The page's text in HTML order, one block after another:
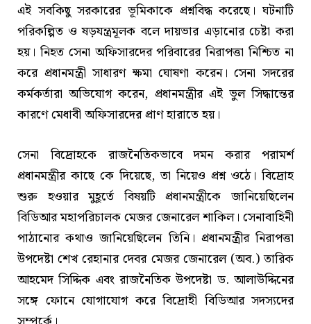
এই সবকিছু সরকারের ভূমিকাকে প্রশ্নবিদ্ধ করেছে। ঘটনাটি
পরিকল্পিত ও ষড়যন্ত্রমূলক বলে দায়ভার এড়ানোর চেষ্টা করা
হয়। নিহত সেনা অফিসারদের পরিবারের নিরাপত্তা নিশ্চিত না
করে প্রধানমন্ত্রী সাধারণ ক্ষমা ঘোষণা করেন। সেনা সদরের
কর্মকর্তারা অভিযোগ করেন, প্রধানমন্ত্রীর এই ভুল সিদ্ধান্তের
কারণে মেধাবী অফিসারদের প্রাণ হারাতে হয়।
সেনা বিদ্রোহকে রাজনৈতিকভাবে দমন করার পরামর্শ
প্রধানমন্ত্রীর কাছে কে দিয়েছে, তা নিয়েও প্রশ্ন ওঠে। বিদ্রোহ
শুরু হওয়ার মুহূর্তে বিষয়টি প্রধানমন্ত্রীকে জানিয়েছিলেন
বিডিআর মহাপরিচালক মেজর জেনারেল শাকিল। সেনাবাহিনী
পাঠানোর কথাও জানিয়েছিলেন তিনি। প্রধানমন্ত্রীর নিরাপত্তা
উপদেষ্টা শেখ রেহানার দেবর মেজর জেনারেল (অব.) তারিক
আহমেদ সিদ্দিক এবং রাজনৈতিক উপদেষ্টা ড. আলাউদ্দিনের
সঙ্গে ফোনে যোগাযোগ করে বিদ্রোহী বিডিআর সদস্যদের